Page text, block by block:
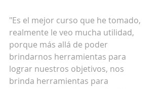
"Es el mejor curso que he tomado,
realmente le veo mucha utilidad,
porque más allá de poder
brindarnos herramientas para
lograr nuestros objetivos, nos
brinda herramientas para